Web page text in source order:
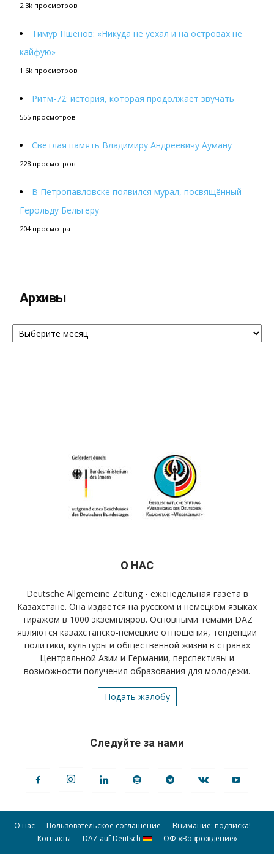
2.3k просмотров
Тимур Пшенов: «Никуда не уехал и на островах не
кайфую»
1.6k просмотров
Ритм-72: история, которая продолжает звучать
555 просмотров
Светлая память Владимиру Андреевичу Ауману
228 просмотров
В Петропавловске появился мурал, посвящённый
Герольду Бельгеру
204 просмотра
Архивы
Архивы
О НАС
Deutsche Allgemeine Zeitung - еженедельная газета в
Казахстане. Она издается на русском и немецком языках
тиражом в 1000 экземпляров. Основными темами DAZ
являются казахстанско-немецкие отношения, тенденции
политики, культуры и общественной жизни в странах
Центральной Азии и Германии, перспективы и
возможности получения образования для молодежи.
Подать жалобу
Следуйте за нами
О нас Пользовательское соглашение
Внимание: подписка!
Контакты
DAZ auf Deutsch ОФ «Возрождение»